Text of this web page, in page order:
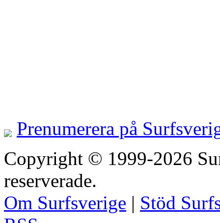
Prenumerera på
Copyright © 1999-2026
reserverade.
Om Surfsverige | Stöd